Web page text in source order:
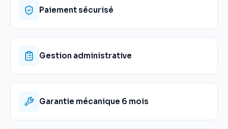
Paiement sécurisé
Gestion administrative
Garantie mécanique 6 mois